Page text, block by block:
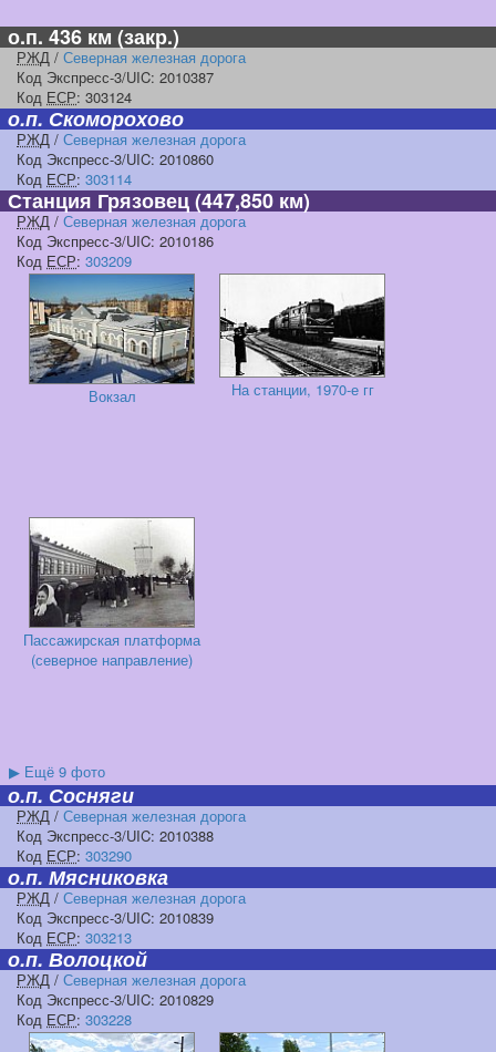
о.п. 436 км(закр.)
РЖД / Северная железная дорога
Код Экспресс-3/UIC: 2010387
Код ЕСР: 303124
о.п. Скоморохово
РЖД / Северная железная дорога
Код Экспресс-3/UIC: 2010860
Код ЕСР: 303114
Станция Грязовец(447,850 км)
РЖД / Северная железная дорога
Код Экспресс-3/UIC: 2010186
Код ЕСР: 303209
Вокзал На станции, 1970-е гг
Пассажирская платформа
(северное направление)
▶ Ещё 9 фото
о.п. Сосняги
РЖД / Северная железная дорога
Код Экспресс-3/UIC: 2010388
Код ЕСР: 303290
о.п. Мясниковка
РЖД / Северная железная дорога
Код Экспресс-3/UIC: 2010839
Код ЕСР: 303213
о.п. Волоцкой
РЖД / Северная железная дорога
Код Экспресс-3/UIC: 2010829
Код ЕСР: 303228